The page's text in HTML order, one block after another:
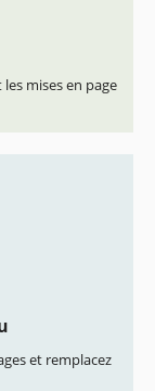
mises en page
et remplacez